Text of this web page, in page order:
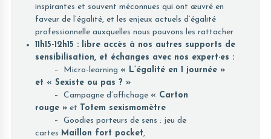
inspirantes et souvent méconnues qui ont œuvré en
faveur de l’égalité, et les enjeux actuels d’égalité
professionnelle auxquelles nous pouvons les rattacher
11h15-12h15 : libre accès à nos autres supports de
sensibilisation, et échanges avec nos expert·es :
– Micro-learning « L’égalité en 1 journée »
et « Sexiste ou pas ? »
– Campagne d’affichage « Carton
rouge » et Totem sexismomètre
– Goodies porteurs de sens : jeu de
cartes Maillon fort pocket,